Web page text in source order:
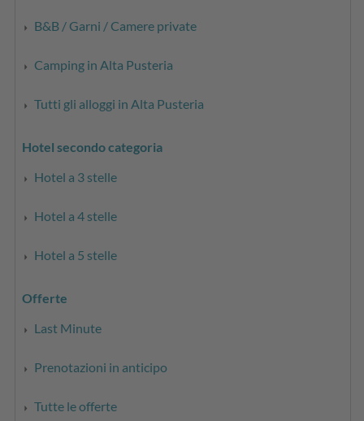
B&B / Garni / Camere private
Camping in Alta Pusteria
Tutti gli alloggi in Alta Pusteria
Hotel secondo categoria
Hotel a 3 stelle
Hotel a 4 stelle
Hotel a 5 stelle
Offerte
Last Minute
Prenotazioni in anticipo
Tutte le offerte